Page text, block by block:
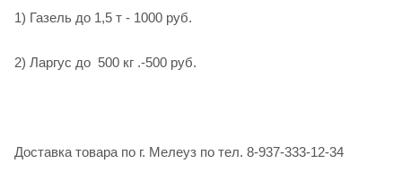
1) Газель до 1,5 т - 1000 руб.
2) Ларгус до 500 кг .-500 руб.
Доставка товара по г. Мелеуз по тел. 8-937-333-12-34